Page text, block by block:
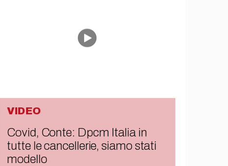
VIDEO
Covid, Conte: Dpcm Italia in
tutte le cancellerie, siamo stati
modello